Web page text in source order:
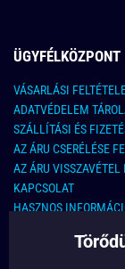
ÜGYFÉLKÖZPONT
VÁSARLÁSI
ADATVÉDELEM
SZÁLLÍTÁSI ÉS
AZ ÁRU CSERÉLÉSE
AZ ÁRU VISSZAVÉTEL
KAPCSOLAT
HASZNOS
KAPCSOLAT